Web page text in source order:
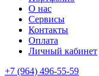
О нас
Сервисы
Контакты
Оплата
Личный кабинет
+7 (964) 496-55-59